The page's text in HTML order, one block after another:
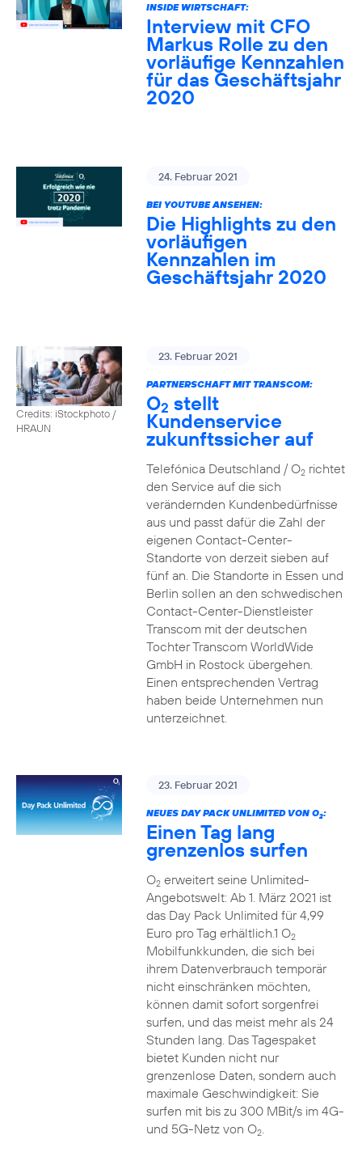
INSIDE WIRTSCHAFT:
Interview mit CFO
Markus Rolle zu den
vorläufige Kennzahlen
für das Geschäftsjahr
2020
24. Februar 2021
BEI YOUTUBE ANSEHEN:
Die Highlights zu den
vorläufigen
Kennzahlen im
Geschäftsjahr 2020
Credits: iStockphoto /
HRAUN
23. Februar 2021
PARTNERSCHAFT MIT TRANSCOM:
O2 stellt
Kundenservice
zukunftssicher auf
Telefónica Deutschland / O2richtet
den Service auf die sich
verändernden Kundenbedürfnisse
aus und passt dafür die Zahl der
eigenen Contact-Center-
Standorte von derzeit sieben auf
fünf an. Die Standorte in Essen und
Berlin sollen an den schwedischen
Contact-Center-Dienstleister
Transcom mit der deutschen
Tochter Transcom WorldWide
GmbH in Rostock übergehen.
Einen entsprechenden Vertrag
haben beide Unternehmen nun
unterzeichnet.
23. Februar 2021
NEUES DAY PACK UNLIMITED VON O2:
Einen Tag lang
grenzenlos surfen
O2erweitert seine Unlimited-
Angebotswelt: Ab 1. März 2021 ist
das Day Pack Unlimited für 4,99
Euro pro Tag erhältlich.1 O2
Mobilfunkkunden, die sich bei
ihrem Datenverbrauch temporär
nicht einschränken möchten,
können damit sofort sorgenfrei
surfen, und das meist mehr als 24
Stunden lang. Das Tagespaket
bietet Kunden nicht nur
grenzenlose Daten, sondern auch
maximale Geschwindigkeit: Sie
surfen mit bis zu 300 MBit/s im 4G-
und 5G-Netz von O2.